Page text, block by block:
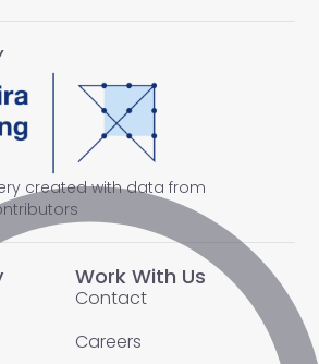
Work With Us
Contact
Careers
created with data from